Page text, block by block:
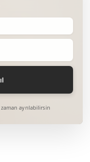
ayrılabilirsin